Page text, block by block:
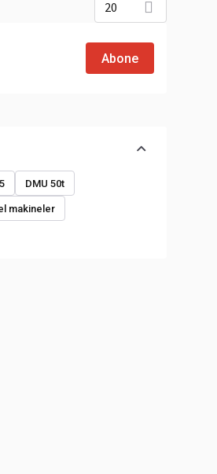
20
Abone
DMU 50t
makineler